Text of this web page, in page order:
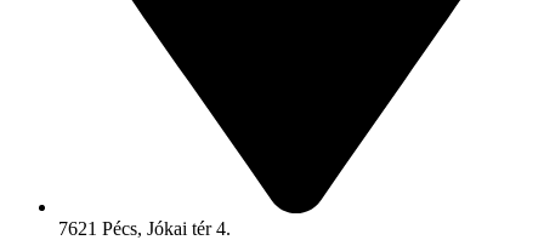
7621 Pécs, Jókai tér 4.